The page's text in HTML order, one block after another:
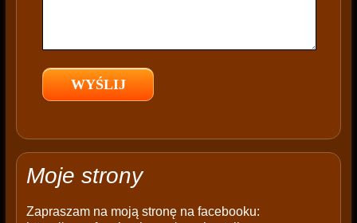
e
e
p
y
Moje strony
Zapraszam na moją stronę na facebooku: